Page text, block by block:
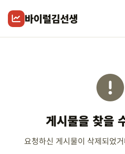
바이럴김선생
게시물을 찾을
요청하신 게시물이 삭제되었